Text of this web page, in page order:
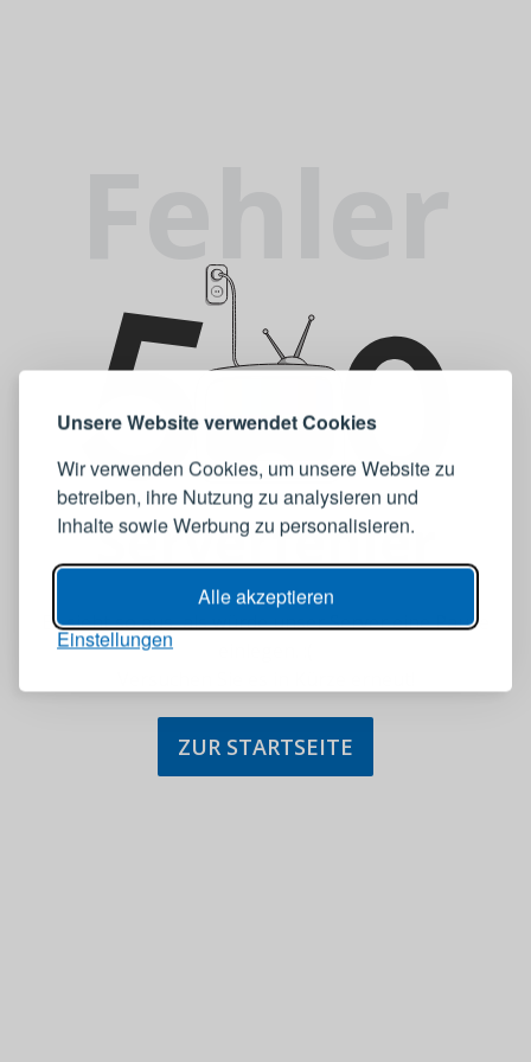
Unsere Website verwendet Cookies
Wir verwenden Cookies, um unsere Website zu
betreiben, ihre Nutzung zu analysieren und
Inhalte sowie Werbung zu personalisieren.
Alle akzeptieren
Einstellungen
Serverfehler
Es sieht so aus, als würde unser Server eine Pause
ZUR STARTSEITE